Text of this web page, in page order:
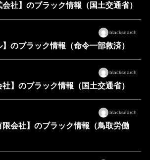
会社】のブラック情報（国土交通省）
blacksearch
】のブラック情報（命令一部救済）
blacksearch
社】のブラック情報（国土交通省）
blacksearch
限会社】のブラック情報（鳥取労働